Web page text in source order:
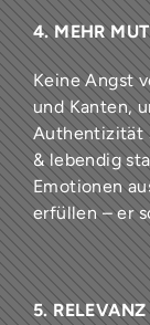
4. MEHR
Keine Angst
und Kanten,
Authentizität
& lebendig
Emotionen
erfüllen – er
5.